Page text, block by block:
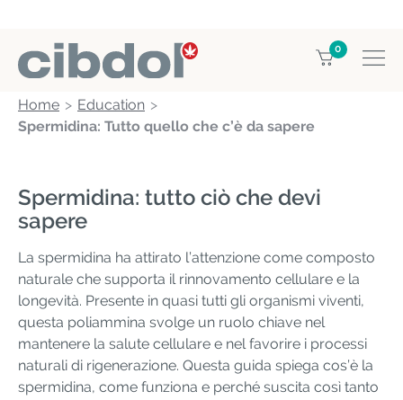
0
Home
Education
Spermidina: Tutto quello che c’è da sapere
Spermidina: tutto ciò che devi
sapere
La spermidina ha attirato l’attenzione come composto
naturale che supporta il rinnovamento cellulare e la
longevità. Presente in quasi tutti gli organismi viventi,
questa poliammina svolge un ruolo chiave nel
mantenere la salute cellulare e nel favorire i processi
naturali di rigenerazione. Questa guida spiega cos’è la
spermidina, come funziona e perché suscita così tanto